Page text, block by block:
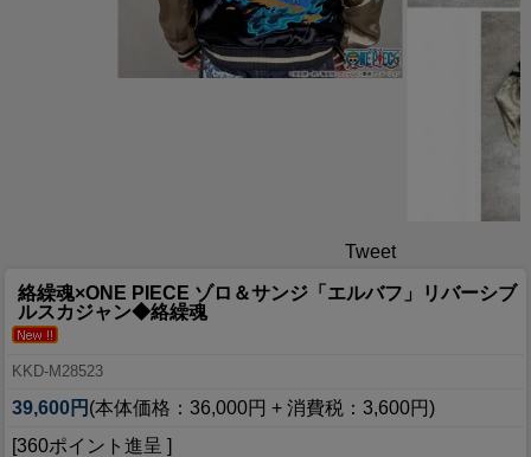
Tweet
絡繰魂×ONE PIECE ゾロ＆サンジ「エルバフ」リバーシブ
ルスカジャン◆絡繰魂
KKD-M28523
39,600円 (本体価格：36,000円 + 消費税：3,600円)
[360ポイント進呈 ]